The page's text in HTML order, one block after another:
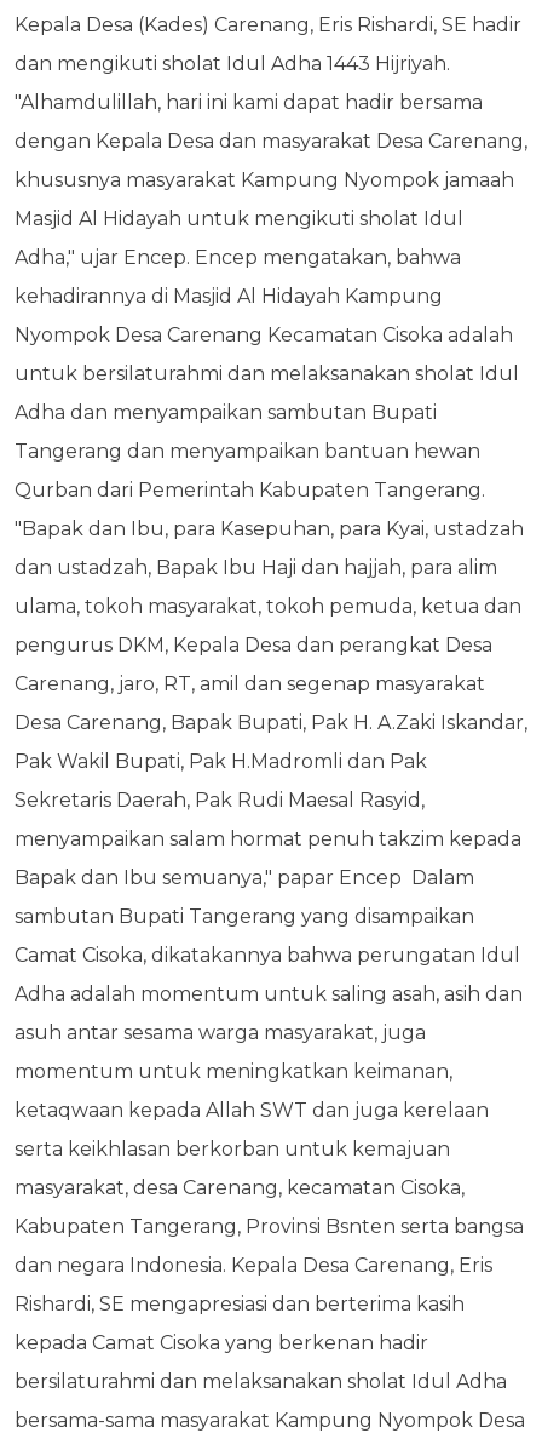
Kepala Desa (Kades) Carenang, Eris Rishardi, SE hadir
dan mengikuti sholat Idul Adha 1443 Hijriyah.
"Alhamdulillah, hari ini kami dapat hadir bersama
dengan Kepala Desa dan masyarakat Desa Carenang,
khususnya masyarakat Kampung Nyompok jamaah
Masjid Al Hidayah untuk mengikuti sholat Idul
Adha," ujar Encep. Encep mengatakan, bahwa
kehadirannya di Masjid Al Hidayah Kampung
Nyompok Desa Carenang Kecamatan Cisoka adalah
untuk bersilaturahmi dan melaksanakan sholat Idul
Adha dan menyampaikan sambutan Bupati
Tangerang dan menyampaikan bantuan hewan
Qurban dari Pemerintah Kabupaten Tangerang.
"Bapak dan Ibu, para Kasepuhan, para Kyai, ustadzah
dan ustadzah, Bapak Ibu Haji dan hajjah, para alim
ulama, tokoh masyarakat, tokoh pemuda, ketua dan
pengurus DKM, Kepala Desa dan perangkat Desa
Carenang, jaro, RT, amil dan segenap masyarakat
Desa Carenang, Bapak Bupati, Pak H. A.Zaki Iskandar,
Pak Wakil Bupati, Pak H.Madromli dan Pak
Sekretaris Daerah, Pak Rudi Maesal Rasyid,
menyampaikan salam hormat penuh takzim kepada
Bapak dan Ibu semuanya," papar Encep Dalam
sambutan Bupati Tangerang yang disampaikan
Camat Cisoka, dikatakannya bahwa perungatan Idul
Adha adalah momentum untuk saling asah, asih dan
asuh antar sesama warga masyarakat, juga
momentum untuk meningkatkan keimanan,
ketaqwaan kepada Allah SWT dan juga kerelaan
serta keikhlasan berkorban untuk kemajuan
masyarakat, desa Carenang, kecamatan Cisoka,
Kabupaten Tangerang, Provinsi Bsnten serta bangsa
dan negara Indonesia. Kepala Desa Carenang, Eris
Rishardi, SE mengapresiasi dan berterima kasih
kepada Camat Cisoka yang berkenan hadir
bersilaturahmi dan melaksanakan sholat Idul Adha
bersama-sama masyarakat Kampung Nyompok Desa